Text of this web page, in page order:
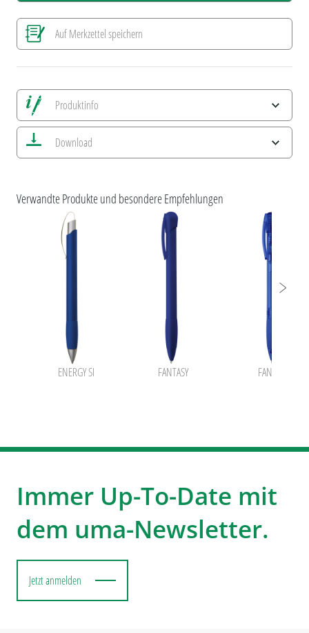
Auf Merkzettel speichern
Produktinfo
Alle Ansichten speichern
Aktuelles Bild speichern
Information Druckposition
Download
Verwandte Produkte und besondere Empfehlungen
ENERGY SI FANTASY FANTASY
Immer Up-To-Date mit
dem uma-Newsletter.
Jetzt anmelden